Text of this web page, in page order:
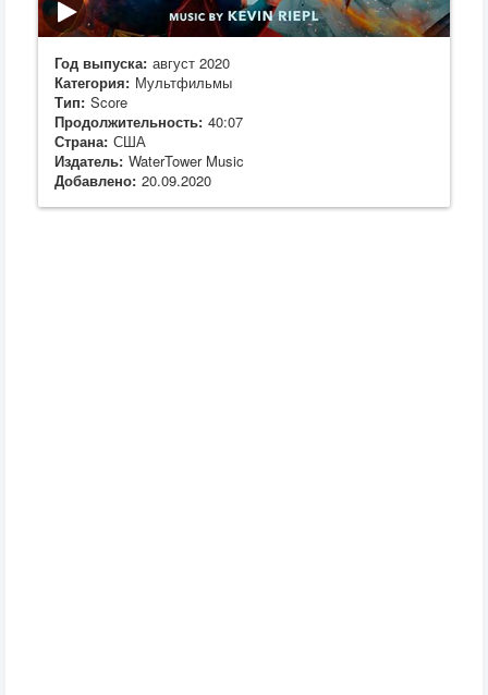
Год выпуска: август 2020
Категория: Мультфильмы
Тип: Score
Продолжительность: 40:07
Страна: США
Издатель: WaterTower Music
Добавлено: 20.09.2020